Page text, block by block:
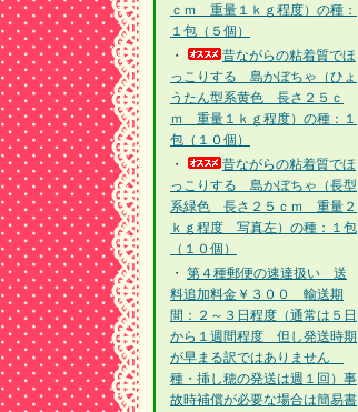
ｃｍ 重量１ｋｇ程度）の種：
１包（５個）
・
昔ながらの粘着質でほ
っこりする 島かぼちゃ（ひょ
うたん型系黄色 長さ２５ｃ
ｍ 重量１ｋｇ程度）の種：１
包（１０個）
・
昔ながらの粘着質でほ
っこりする 島かぼちゃ（長型
系緑色 長さ２５ｃｍ 重量２
ｋｇ程度 写真左）の種：１包
（１０個）
・ 第４種郵便の速達扱い 送
料追加料金￥３００ 輸送期
間：２～３日程度（通常は５日
から１週間程度 但し発送時期
が早まる訳ではありません
種・挿し穂の発送は週１回）事
故時補償が必要な場合は簡易書